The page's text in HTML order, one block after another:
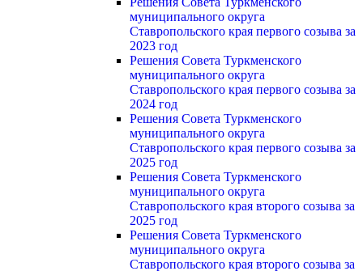
муниципального округа
Ставропольского края первого созыва за
2023 год
Решения Совета Туркменского
муниципального округа
Ставропольского края первого созыва за
2024 год
Решения Совета Туркменского
муниципального округа
Ставропольского края первого созыва за
2025 год
Решения Совета Туркменского
муниципального округа
Ставропольского края второго созыва за
2025 год
Решения Совета Туркменского
муниципального округа
Ставропольского края второго созыва за